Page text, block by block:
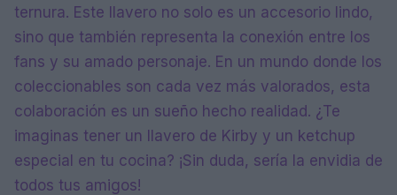
ternura. Este llavero no solo es un accesorio lindo,
sino que también representa la conexión entre los
fans y su amado personaje. En un mundo donde los
coleccionables son cada vez más valorados, esta
colaboración es un sueño hecho realidad. ¿Te
imaginas tener un llavero de Kirby y un ketchup
especial en tu cocina? ¡Sin duda, sería la envidia de
todos tus amigos!